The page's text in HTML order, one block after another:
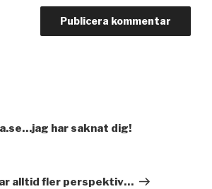
har saknat dig!
alltid fler perspektiv…